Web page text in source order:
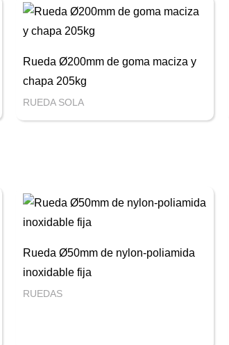
Rueda Ø200mm de goma maciza y
chapa 205kg
RUEDA SOLA
Rueda Ø50mm de nylon-poliamida
inoxidable fija
RUEDAS